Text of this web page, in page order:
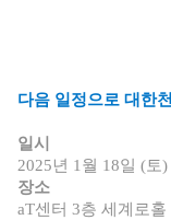
다음 일정으로 대한
일시
2025년 1월 18일 (토)
장소
aT센터 3층 세계로홀